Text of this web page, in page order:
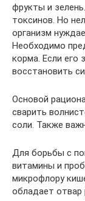
фрукты и
токсинов. Но
организм
Необходимо
корма. Если его
восстановить
Основой
сварить
соли. Также
Для борьбы с
витамины и
микрофлору
обладает отвар